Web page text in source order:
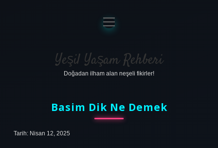
Anasayfa
Gizlilik Politikası
Yasal Uyarı
menüyü
aç
Yeşil Yaşam Rehberi
Doğadan ilham alan neşeli fikirler!
Basim Dik Ne Demek
Tarih: Nisan 12, 2025